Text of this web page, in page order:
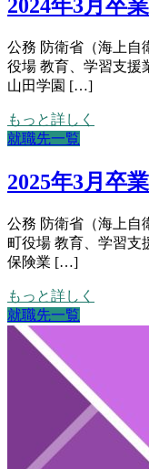
2024年3月卒
公務 防衛省（海上
役場 教育、学習支
山田学園 […]
もっと詳しく
就職先一覧
2025年3月卒
公務 防衛省（海上
町役場 教育、学習支
保険業 […]
もっと詳しく
就職先一覧